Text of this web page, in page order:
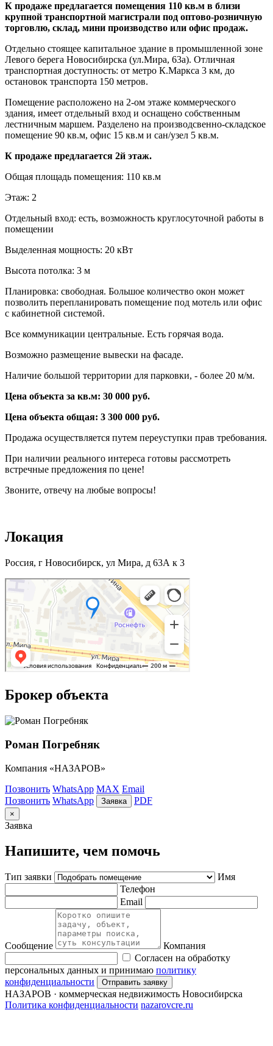
К продаже предлагается помещения 110 кв.м в близи
крупной транспортной магистрали под оптово-розничную
торговлю, склад, мини производство или офис продаж.
Отдельно стоящее капитальное здание в промышленной зоне
Левого берега Новосибирска (ул.Мира, 63а). Отличная
транспортная доступность: от метро К.Маркса 3 км, до
остановок транспорта 150 метров.
Помещение расположено на 2-ом этаже коммерческого
здания, имеет отдельный вход и оснащено собственным
лестничным маршем. Разделено на производсвенно-складское
помещение 90 кв.м, офис 15 кв.м и сан/узел 5 кв.м.
К продаже предлагается 2й этаж.
Общая площадь помещения: 110 кв.м
Этаж: 2
Отдельный вход: есть, возможность круглосуточной работы в
помещении
Выделенная мощность: 20 кВт
Высота потолка: 3 м
Планировка: свободная. Большое количество окон может
позволить перепланировать помещение под мотель или офис
с кабинетной системой.
Все коммуникации центральные. Есть горячая вода.
Возможно размещение вывески на фасаде.
Наличие большой территории для парковки, - более 20 м/м.
Цена объекта за кв.м: 30 000 руб.
Цена объекта общая: 3 300 000 руб.
Продажа осуществляется путем переуступки прав требования.
При наличии реального интереса готовы рассмотреть
встречные предложения по цене!
Звоните, отвечу на любые вопросы!
Локация
Россия, г Новосибирск, ул Мира, д 63А к 3
Брокер объекта
Роман Погребняк
Компания «НАЗАРОВ»
Позвонить WhatsApp MAX Email
Позвонить WhatsApp Заявка PDF
×
Заявка
Напишите, чем помочь
Тип заявки
Имя
Телефон
Email
Сообщение
Компания
Согласен на обработку
персональных данных и принимаю политику
конфиденциальности
Отправить заявку
НАЗАРОВ · коммерческая недвижимость Новосибирска
Политика конфиденциальности nazarovcre.ru